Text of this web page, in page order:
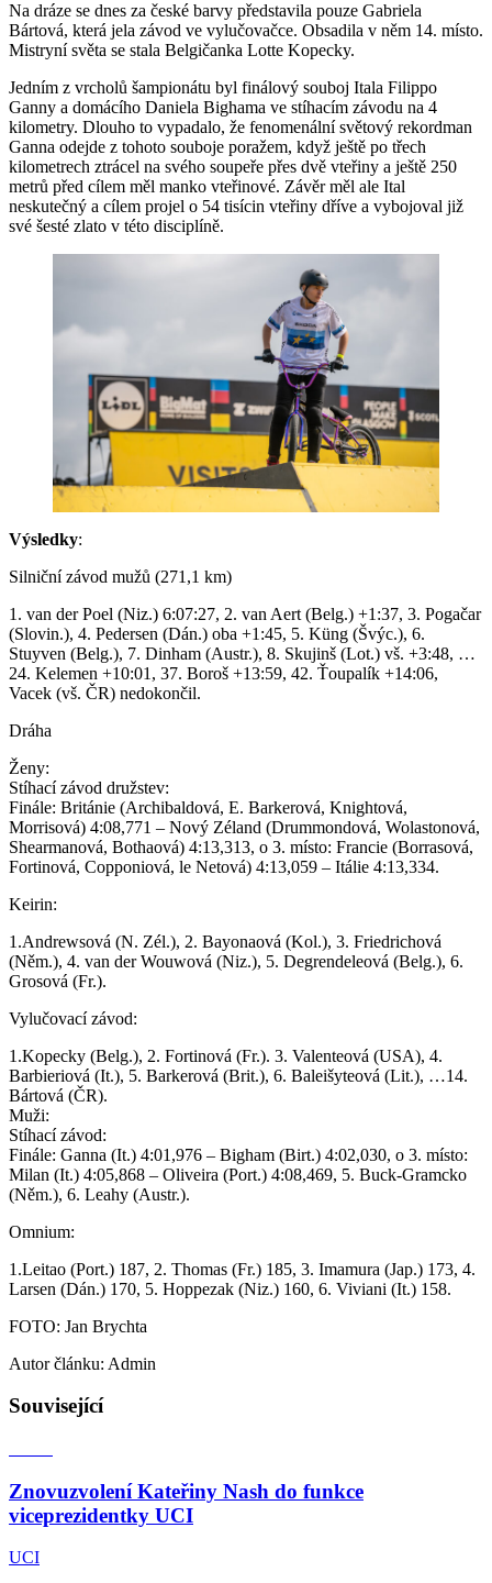
Na dráze se dnes za české barvy představila pouze Gabriela
Bártová, která jela závod ve vylučovačce. Obsadila v něm 14. místo.
Mistryní světa se stala Belgičanka Lotte Kopecky.
Jedním z vrcholů šampionátu byl finálový souboj Itala Filippo
Ganny a domácího Daniela Bighama ve stíhacím závodu na 4
kilometry. Dlouho to vypadalo, že fenomenální světový rekordman
Ganna odejde z tohoto souboje poražem, když ještě po třech
kilometrech ztrácel na svého soupeře přes dvě vteřiny a ještě 250
metrů před cílem měl manko vteřinové. Závěr měl ale Ital
neskutečný a cílem projel o 54 tisícin vteřiny dříve a vybojoval již
své šesté zlato v této disciplíně.
Výsledky:
Silniční závod mužů (271,1 km)
1. van der Poel (Niz.) 6:07:27, 2. van Aert (Belg.) +1:37, 3. Pogačar
(Slovin.), 4. Pedersen (Dán.) oba +1:45, 5. Küng (Švýc.), 6.
Stuyven (Belg.), 7. Dinham (Austr.), 8. Skujinš (Lot.) vš. +3:48, …
24. Kelemen +10:01, 37. Boroš +13:59, 42. Ťoupalík +14:06,
Vacek (vš. ČR) nedokončil.
Dráha
Ženy:
Stíhací závod družstev:
Finále: Británie (Archibaldová, E. Barkerová, Knightová,
Morrisová) 4:08,771 – Nový Zéland (Drummondová, Wolastonová,
Shearmanová, Bothaová) 4:13,313, o 3. místo: Francie (Borrasová,
Fortinová, Copponiová, le Netová) 4:13,059 – Itálie 4:13,334.
Keirin:
1.Andrewsová (N. Zél.), 2. Bayonaová (Kol.), 3. Friedrichová
(Něm.), 4. van der Wouwová (Niz.), 5. Degrendeleová (Belg.), 6.
Grosová (Fr.).
Vylučovací závod:
1.Kopecky (Belg.), 2. Fortinová (Fr.). 3. Valenteová (USA), 4.
Barbieriová (It.), 5. Barkerová (Brit.), 6. Baleišyteová (Lit.), …14.
Bártová (ČR).
Muži:
Stíhací závod:
Finále: Ganna (It.) 4:01,976 – Bigham (Birt.) 4:02,030, o 3. místo:
Milan (It.) 4:05,868 – Oliveira (Port.) 4:08,469, 5. Buck-Gramcko
(Něm.), 6. Leahy (Austr.).
Omnium:
1.Leitao (Port.) 187, 2. Thomas (Fr.) 185, 3. Imamura (Jap.) 173, 4.
Larsen (Dán.) 170, 5. Hoppezak (Niz.) 160, 6. Viviani (It.) 158.
FOTO: Jan Brychta
Autor článku: Admin
Související
Znovuzvolení Kateřiny Nash do funkce
viceprezidentky UCI
UCI